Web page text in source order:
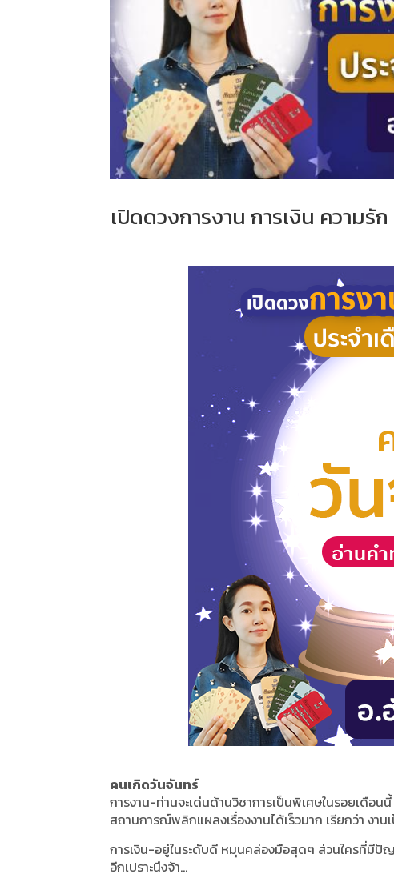
เปิดดวงการงาน การเงิน ความรั
คนเกิดวันจันทร์
การงาน-ท่านจะเด่นด้านวิชาการเป็นพิเศษในรอยเดือ
สถานการณ์พลิกแผลงเรื่องงานได้เร็วมาก เรียกว่า งานเ
การเงิน-อยู่ในระดับดี หมุนคล่องมือสุดๆ ส่วนใครที่มีปั
อีกเปราะนึงจ้า...